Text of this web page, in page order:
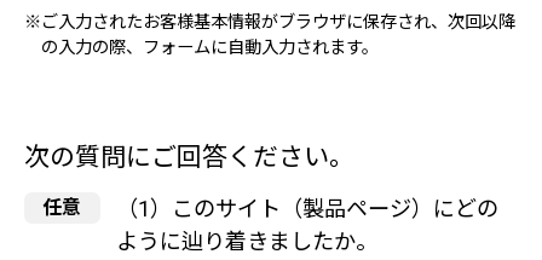
ご入力されたお客様基本情報がブラウザに保存され、次回以降
の入力の際、フォームに自動入力されます。
次の質問にご回答ください。
（1）このサイト（製品ページ）にどの
ように辿り着きましたか。